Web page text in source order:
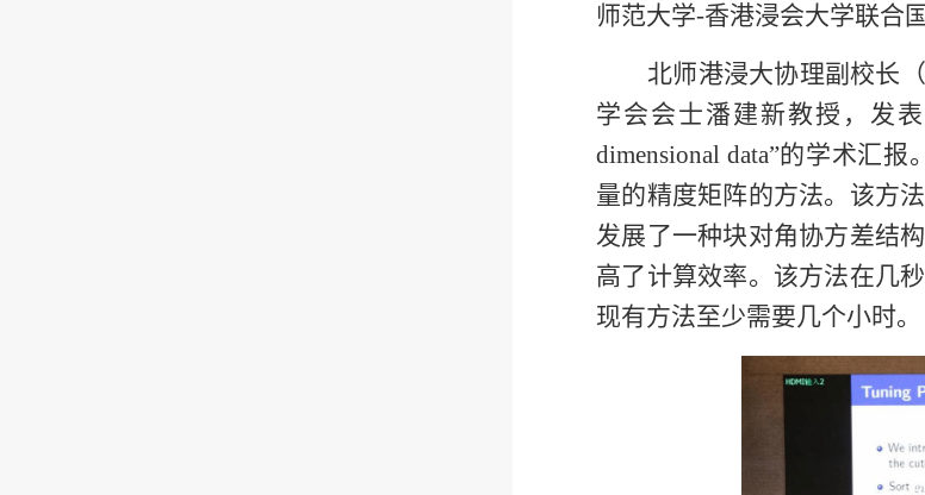
师范大学-香港浸会大学联合
北师港浸大协理副校长
学会会士潘建新教授，发
dimensional data”的学术汇
量的精度矩阵的方法。该方
发展了一种块对角协方差结
高了计算效率。该方法在几
现有方法至少需要几个小时。